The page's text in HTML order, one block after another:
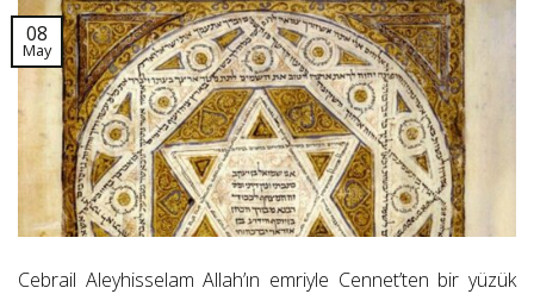
08
May
Cebrail Aleyhisselam Allah’ın emriyle Cennet’ten bir yüzük